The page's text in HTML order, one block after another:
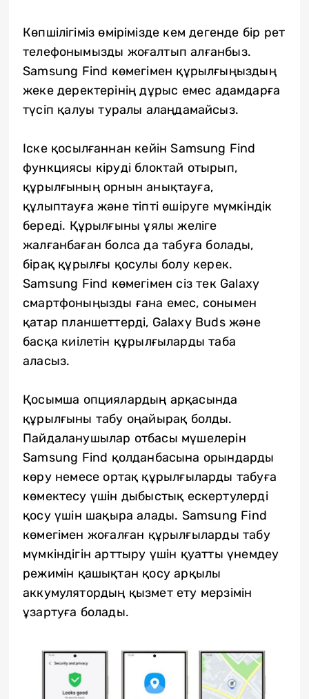
Көпшілігіміз өмірімізде кем дегенде бір рет
телефонымызды жоғалтып алғанбыз.
Samsung Find көмегімен құрылғыңыздың
жеке деректерінің дұрыс емес адамдарға
түсіп қалуы туралы алаңдамайсыз.
Іске қосылғаннан кейін Samsung Find
функциясы кіруді блоктай отырып,
құрылғының орнын анықтауға,
құлыптауға және тіпті өшіруге мүмкіндік
береді. Құрылғыны ұялы желіге
жалғанбаған болса да табуға болады,
бірақ құрылғы қосулы болу керек.
Samsung Find көмегімен сіз тек Galaxy
смартфоныңызды ғана емес, сонымен
қатар планшеттерді, Galaxy Buds және
басқа киілетін құрылғыларды таба
аласыз.
Қосымша опциялардың арқасында
құрылғыны табу оңайырақ болды.
Пайдаланушылар отбасы мүшелерін
Samsung Find қолданбасына орындарды
көру немесе ортақ құрылғыларды табуға
көмектесу үшін дыбыстық ескертулерді
қосу үшін шақыра алады. Samsung Find
көмегімен жоғалған құрылғыларды табу
мүмкіндігін арттыру үшін қуатты үнемдеу
режимін қашықтан қосу арқылы
аккумулятордың қызмет ету мерзімін
ұзартуға болады.